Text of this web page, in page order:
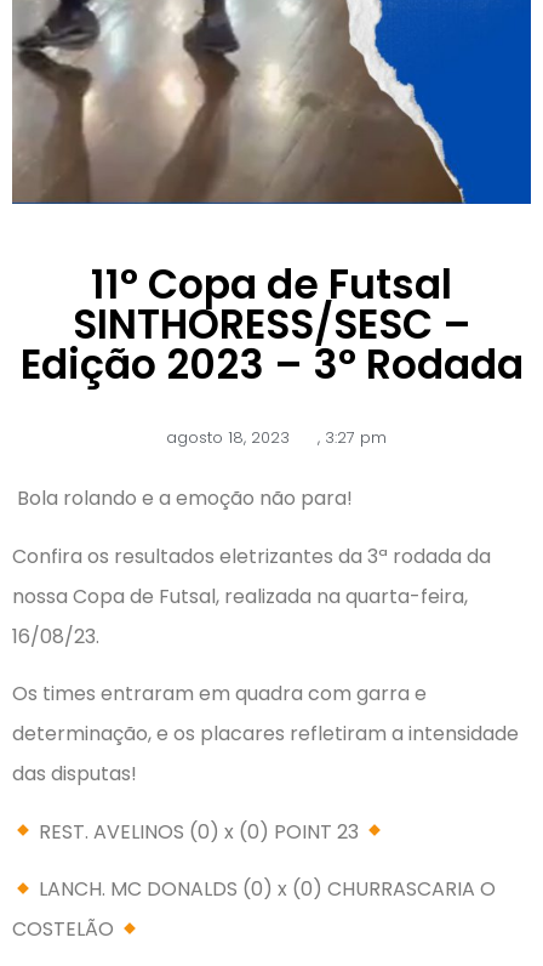
11° Copa de Futsal
SINTHORESS/SESC –
Edição 2023 – 3° Rodada
agosto 18, 2023 , 3:27 pm
Bola rolando e a emoção não para!
Confira os resultados eletrizantes da 3ª rodada da
nossa Copa de Futsal, realizada na quarta-feira,
16/08/23.
Os times entraram em quadra com garra e
determinação, e os placares refletiram a intensidade
das disputas!
REST. AVELINOS (0) x (0) POINT 23
LANCH. MC DONALDS (0) x (0) CHURRASCARIA O
COSTELÃO